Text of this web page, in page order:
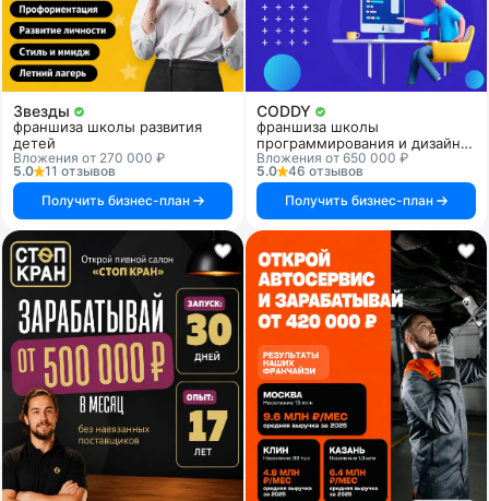
Звезды
франшиза школы развития
детей
Вложения от 270 000 ₽
5.0
11 отзывов
Получить бизнес-план
CODDY
франшиза школы
программирования и дизайна
для детей
Вложения от 650 000 ₽
5.0
46 отзывов
Получить бизнес-план